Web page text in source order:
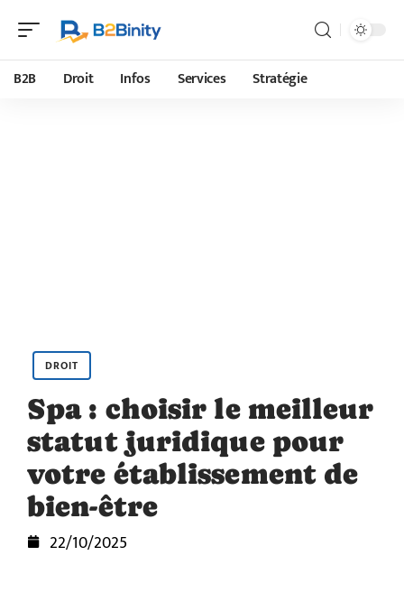
B2B Droit Infos Services Stratégie
DROIT
Spa : choisir le meilleur
statut juridique pour
votre établissement de
bien-être
22/10/2025